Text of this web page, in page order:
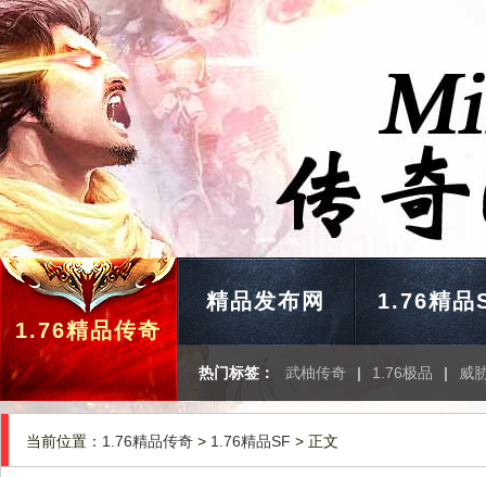
1.76精品传奇
精品发布网 1.76精品
热门标签： 武柚传奇 | 1.76极品 | 威
当前位置： 1.76精品传奇 > 1.76精品SF > 正文